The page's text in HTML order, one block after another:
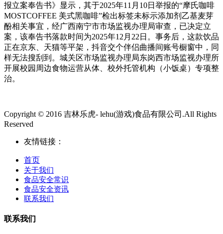
报立案奉告书》显示，其于2025年11月10日举报的“摩氏咖啡
MOSTCOFFEE 美式黑咖啡”检出标签未标示添加剂乙基麦芽
酚相关事宜，经广西南宁市市场监视办理局审查，已决定立
案，该奉告书落款时间为2025年12月22日。事务后，这款饮品
正在京东、天猫等平架，抖音交个伴侣曲播间账号橱窗中，同
样无法搜刮到。城关区市场监视办理局东岗西市场监视办理所
开展校园周边食物运营从体、校外托管机构（小饭桌）专项整
治。
Copyright © 2016 吉林乐虎- lehu(游戏)食品有限公司.All Rights
Reserved
友情链接：
首页
关于我们
食品安全常识
食品安全资讯
联系我们
联系我们